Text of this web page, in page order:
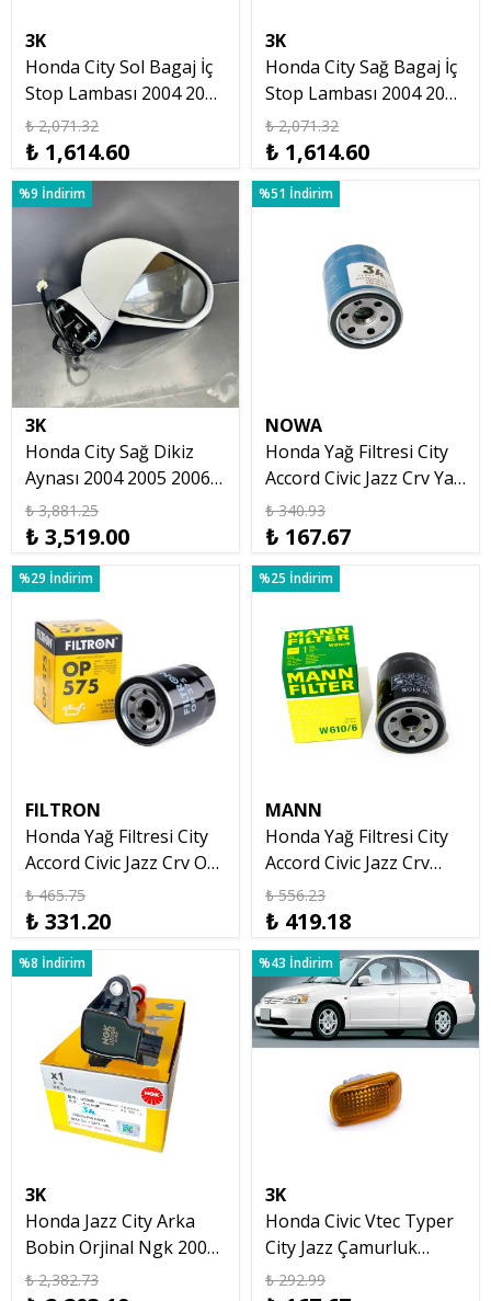
3K
Honda City Sol Bagaj İç
Stop Lambası 2004 2005
2006 2007 2008
₺ 2,071.32
₺ 1,614.60
3K
Honda City Sağ Bagaj İç
Stop Lambası 2004 2005
2006 2007 2008
₺ 2,071.32
₺ 1,614.60
%9 İndirim
3K
Honda City Sağ Dikiz
Aynası 2004 2005 2006
2007 2008 3 Pimli
₺ 3,881.25
₺ 3,519.00
%51 İndirim
NOWA
Honda Yağ Filtresi City
Accord Civic Jazz Crv Yağ
Filtresi Nowa
₺ 340.93
₺ 167.67
%29 İndirim
FILTRON
Honda Yağ Filtresi City
Accord Civic Jazz Crv OP
575
₺ 465.75
₺ 331.20
%25 İndirim
MANN
Honda Yağ Filtresi City
Accord Civic Jazz Crv
Mann W610/6
₺ 556.23
₺ 419.18
%8 İndirim
3K
Honda Jazz City Arka
Bobin Orjinal Ngk 2002
2004 2006 2007 2008
₺ 2,382.73
%43 İndirim
3K
Honda Civic Vtec Typer
City Jazz Çamurluk
Sinyali Sarı 2002 2006
₺ 292.99